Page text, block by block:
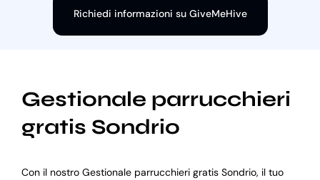
Richiedi informazioni su GiveMeHive
Gestionale parrucchieri
gratis Sondrio
Con il nostro Gestionale parrucchieri gratis Sondrio, il tuo